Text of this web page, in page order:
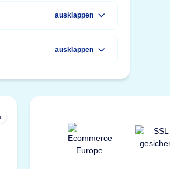
ausklappen
ausklappen